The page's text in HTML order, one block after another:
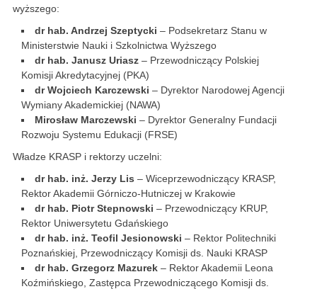
wyższego:
dr hab. Andrzej Szeptycki – Podsekretarz Stanu w
Ministerstwie Nauki i Szkolnictwa Wyższego
dr hab. Janusz Uriasz – Przewodniczący Polskiej
Komisji Akredytacyjnej (PKA)
dr Wojciech Karczewski – Dyrektor Narodowej Agencji
Wymiany Akademickiej (NAWA)
Mirosław Marczewski – Dyrektor Generalny Fundacji
Rozwoju Systemu Edukacji (FRSE)
Władze KRASP i rektorzy uczelni:
dr hab. inż. Jerzy Lis – Wiceprzewodniczący KRASP,
Rektor Akademii Górniczo-Hutniczej w Krakowie
dr hab. Piotr Stepnowski – Przewodniczący KRUP,
Rektor Uniwersytetu Gdańskiego
dr hab. inż. Teofil Jesionowski – Rektor Politechniki
Poznańskiej, Przewodniczący Komisji ds. Nauki KRASP
dr hab. Grzegorz Mazurek – Rektor Akademii Leona
Koźmińskiego, Zastępca Przewodniczącego Komisji ds.